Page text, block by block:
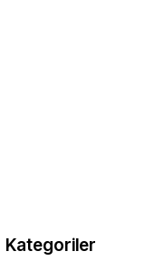
Kategoriler